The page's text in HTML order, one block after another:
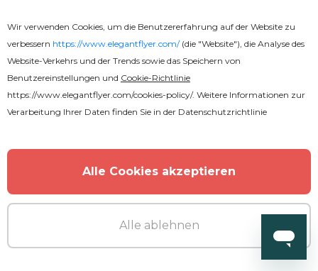
Wir verwenden Cookies, um die Benutzererfahrung auf der Website zu
verbessern https://www.elegantflyer.com/(die "Website"), die Analyse des
Website-Verkehrs und der Trends sowie das Speichern von
Benutzereinstellungen und Cookie-Richtlinie
https://www.elegantflyer.com/cookies-policy/. Weitere Informationen zur
Verarbeitung Ihrer Daten finden Sie in der Datenschutzrichtlinie
Alle Cookies akzeptieren
Alle ablehnen